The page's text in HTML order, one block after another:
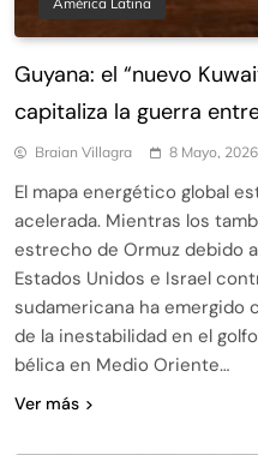
Guyana: el “nuevo
capitaliza la guerra
Braian Villagra 8 Mayo, 2026
El mapa energético global
acelerada. Mientras los
estrecho de Ormuz debido
Estados Unidos e Israel
sudamericana ha emergido
de la inestabilidad en el
bélica en Medio Oriente…
Ver más